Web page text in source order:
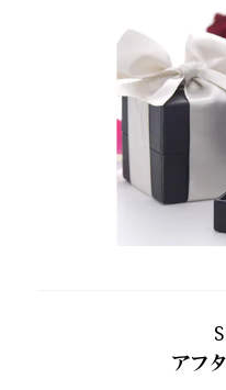
アフ